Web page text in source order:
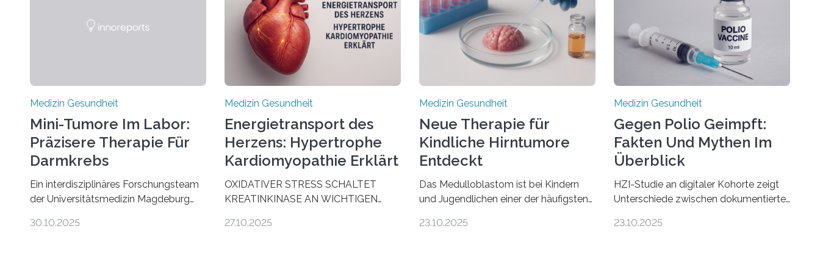
Medizin Gesundheit
Mini-Tumore Im Labor:
Präzisere Therapie Für
Darmkrebs
Ein interdisziplinäres Forschungsteam
der Universitätsmedizin Magdeburg
Darmkrebs künftig individueller
30.10.2025
Medizin Gesundheit
Energietransport des
Herzens: Hypertrophe
Kardiomyopathie Erklärt
OXIDATIVER STRESS SCHALTET
KREATINKINASE AN WICHTIGEN
AUS DEM ENERGIEGLEICHGEWICHT
27.10.2025
Medizin Gesundheit
Neue Therapie für
Kindliche Hirntumore
Entdeckt
Das Medulloblastom ist bei Kindern
und Jugendlichen einer der häufigsten
Nervensystems. Etwa 70 bis 80
23.10.2025
Medizin Gesundheit
Gegen Polio Geimpft:
Fakten Und Mythen Im
Überblick
HZI-Studie an digitaler Kohorte zeigt
Unterschiede zwischen dokumentierter
Die Poliomyelitis, auch bekannt als
23.10.2025